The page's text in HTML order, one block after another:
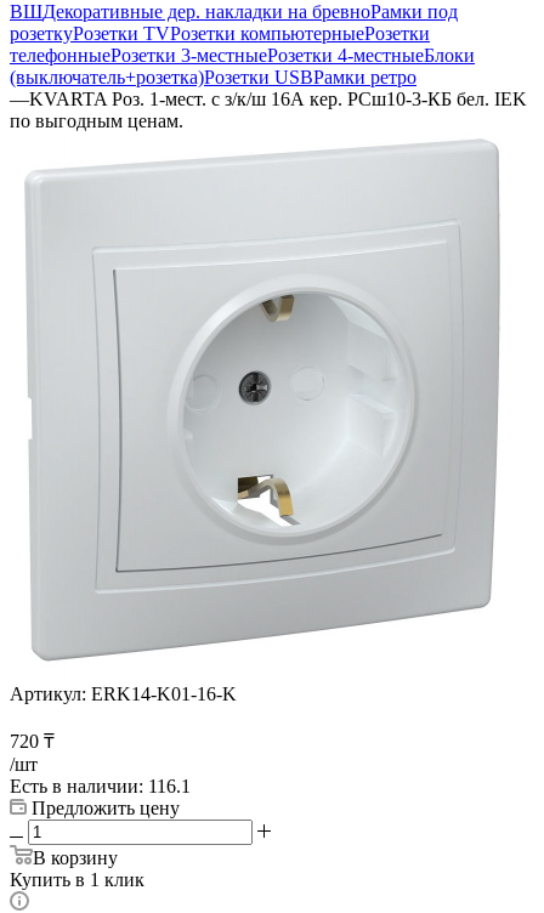
ВШДекоративные дер. накладки на бревноРамки под
розеткуРозетки TVРозетки компьютерныеРозетки
телефонныеРозетки 3-местныеРозетки 4-местныеБлоки
(выключатель+розетка)Розетки USBРамки ретро
—KVARTA Роз. 1-мест. с з/к/ш 16А кер. РСш10-3-КБ бел. IEK
по выгодным ценам.
Артикул: ERK14-K01-16-K
720 ₸
/шт
Есть в наличии: 116.1
Предложить цену
В корзину
Купить в 1 клик